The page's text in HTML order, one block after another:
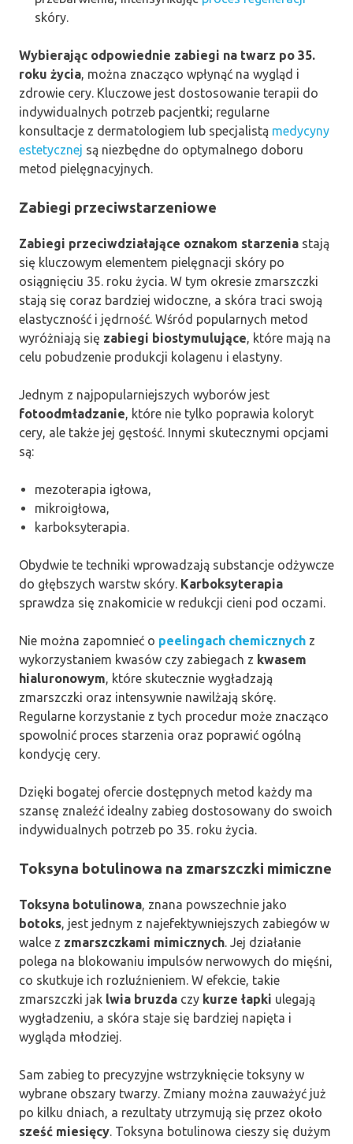
skóry.
Wybierając odpowiednie zabiegi na twarz po 35.
roku życia, można znacząco wpłynąć na wygląd i
zdrowie cery. Kluczowe jest dostosowanie terapii do
indywidualnych potrzeb pacjentki; regularne
konsultacje z dermatologiem lub specjalistą medycyny
estetycznej są niezbędne do optymalnego doboru
metod pielęgnacyjnych.
Zabiegi przeciwstarzeniowe
Zabiegi przeciwdziałające oznakom starzenia stają
się kluczowym elementem pielęgnacji skóry po
osiągnięciu 35. roku życia. W tym okresie zmarszczki
stają się coraz bardziej widoczne, a skóra traci swoją
elastyczność i jędrność. Wśród popularnych metod
wyróżniają się zabiegi biostymulujące, które mają na
celu pobudzenie produkcji kolagenu i elastyny.
Jednym z najpopularniejszych wyborów jest
fotoodmładzanie, które nie tylko poprawia koloryt
cery, ale także jej gęstość. Innymi skutecznymi opcjami
są:
mezoterapia igłowa,
mikroigłowa,
karboksyterapia.
Obydwie te techniki wprowadzają substancje odżywcze
do głębszych warstw skóry. Karboksyterapia
sprawdza się znakomicie w redukcji cieni pod oczami.
Nie można zapomnieć o peelingach chemicznych z
wykorzystaniem kwasów czy zabiegach z kwasem
hialuronowym, które skutecznie wygładzają
zmarszczki oraz intensywnie nawilżają skórę.
Regularne korzystanie z tych procedur może znacząco
spowolnić proces starzenia oraz poprawić ogólną
kondycję cery.
Dzięki bogatej ofercie dostępnych metod każdy ma
szansę znaleźć idealny zabieg dostosowany do swoich
indywidualnych potrzeb po 35. roku życia.
Toksyna botulinowa na zmarszczki mimiczne
Toksyna botulinowa, znana powszechnie jako
botoks, jest jednym z najefektywniejszych zabiegów w
walce z zmarszczkami mimicznych. Jej działanie
polega na blokowaniu impulsów nerwowych do mięśni,
co skutkuje ich rozluźnieniem. W efekcie, takie
zmarszczki jak lwia bruzda czy kurze łapki ulegają
wygładzeniu, a skóra staje się bardziej napięta i
wygląda młodziej.
Sam zabieg to precyzyjne wstrzyknięcie toksyny w
wybrane obszary twarzy. Zmiany można zauważyć już
po kilku dniach, a rezultaty utrzymują się przez około
sześć miesięcy. Toksyna botulinowa cieszy się dużym